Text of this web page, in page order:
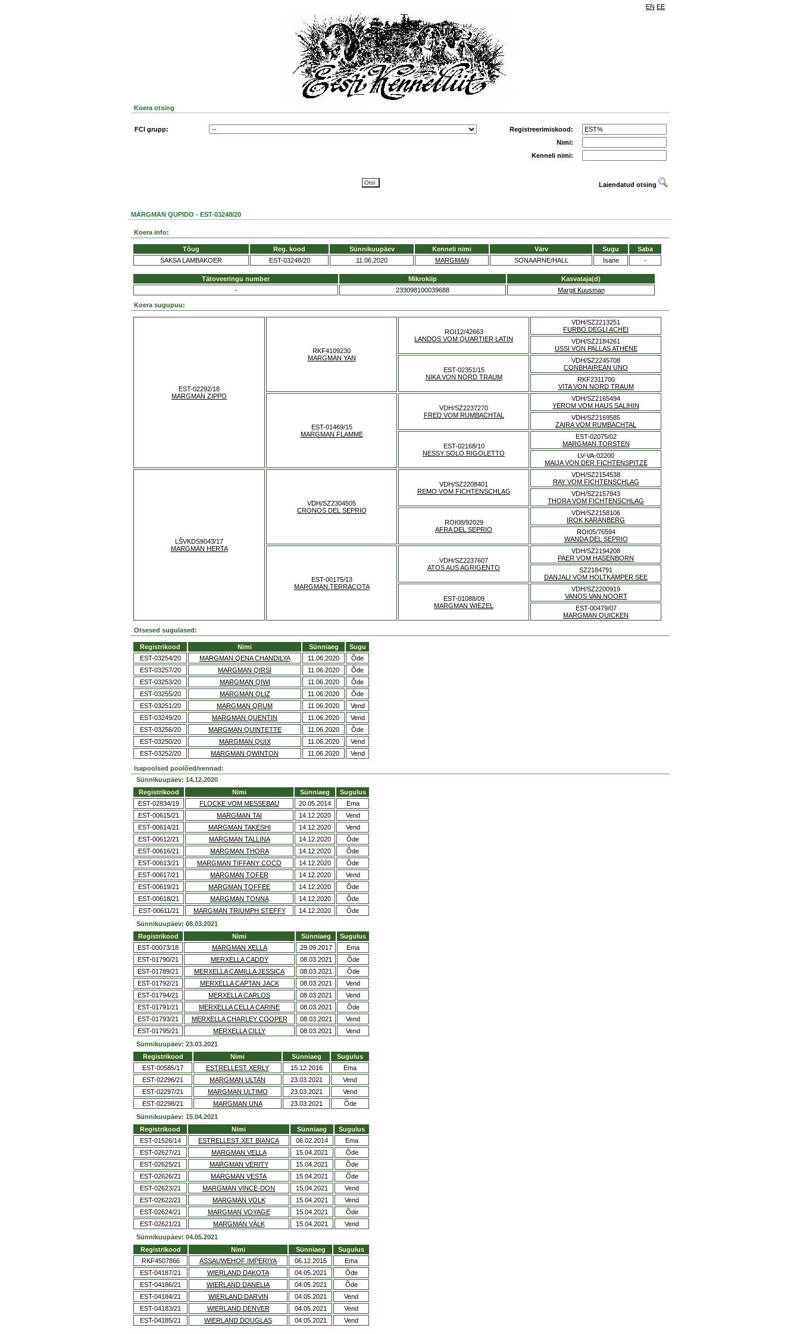
EN EE
Koera otsing
FCI grupp:
Registreerimiskood:
Nimi:
Kenneli nimi:
Laiendatud otsing
MARGMAN QUPIDO - EST-03248/20
Koera info:
Tõug Reg. kood Sünnikuupäev Kenneli nimi Värv Sugu
Saba
SAKSA LAMBAKOER
EST-03248/20 11.06.2020 MARGMAN SONAARNE/HALL Isane -
Tätoveeringu number Mikrokiip
Kasvataja(d)
-
233098100039688 Margit Kuusman
Koera sugupuu:
EST-02292/18
MARGMAN ZIPPO
RKF4109230
MARGMAN YAN
ROI12/42663
LANDOS VOM QUARTIER LATIN
VDH/SZ2213251
FURBO DEGLI ACHEI
VDH/SZ2184261
USSI VON PALLAS ATHENE
EST-02351/15
NIKA VON NORD TRAUM
VDH/SZ2245708
CONBHAIREAN UNO
RKF2311700
VITA VON NORD TRAUM
EST-01469/15
MARGMAN FLAMME
VDH/SZ2237270
FRED VOM RUMBACHTAL
VDH/SZ2165494
YEROM VOM HAUS SALIHIN
VDH/SZ2169585
ZAIRA VOM RUMBACHTAL
EST-02168/10
NESSY SOLO RIGOLETTO
EST-02075/02
MARGMAN TORSTEN
LV-VA-02200
MAIJA VON DER FICHTENSPITZE
LŠVKDS9043/17
MARGMAN HERTA
VDH/SZ2304505
CRONOS DEL SEPRIO
VDH/SZ2208401
REMO VOM FICHTENSCHLAG
VDH/SZ2154538
RAY VOM FICHTENSCHLAG
VDH/SZ2157843
THORA VOM FICHTENSCHLAG
ROI08/92029
AFRA DEL SEPRIO
VDH/SZ2158106
IROK KARANBERG
ROI05/76594
WANDA DEL SEPRIO
EST-00175/13
MARGMAN TERRACOTA
VDH/SZ2237607
ATOS AUS AGRIGENTO
VDH/SZ2194208
PAER VOM HASENBORN
SZ2184791
DANJALI VOM HOLTKÄMPER SEE
EST-01088/09
MARGMAN WIEZEL
VDH/SZ2200919
VANOS VAN NOORT
EST-00479/07
MARGMAN QUICKEN
Otsesed sugulased:
Registrikood Nimi Sünniaeg
Sugu
EST-03254/20
MARGMAN QENA CHANDILYA 11.06.2020
Õde
EST-03257/20
MARGMAN QIRSI 11.06.2020
Õde
EST-03253/20
MARGMAN QIWI 11.06.2020
Õde
EST-03255/20
MARGMAN QLIZ 11.06.2020
Õde
EST-03251/20
MARGMAN QRUM 11.06.2020
Vend
EST-03249/20
MARGMAN QUENTIN 11.06.2020
Vend
EST-03256/20
MARGMAN QUINTETTE 11.06.2020
Õde
EST-03250/20
MARGMAN QUIX 11.06.2020
Vend
EST-03252/20
MARGMAN QWINTON 11.06.2020 Vend
Isapoolsed poolõed/vennad:
Sünnikuupäev: 14.12.2020
Registrikood
Nimi Sünniaeg
Sugulus
EST-02834/19
FLOCKE VOM MESSEBAU 20.05.2014
Ema
EST-00615/21
MARGMAN TAI 14.12.2020
Vend
EST-00614/21
MARGMAN TAKESHI 14.12.2020
Vend
EST-00612/21
MARGMAN TALLINA 14.12.2020
Õde
EST-00616/21
MARGMAN THORA 14.12.2020
Õde
EST-00613/21
MARGMAN TIFFANY COCO 14.12.2020
Õde
EST-00617/21
MARGMAN TOFER 14.12.2020
Vend
EST-00619/21
MARGMAN TOFFEE 14.12.2020
Õde
EST-00618/21
MARGMAN TONNA 14.12.2020
Õde
EST-00611/21
MARGMAN TRIUMPH STEFFY 14.12.2020
Õde
Sünnikuupäev: 08.03.2021
Registrikood
Nimi Sünniaeg
Sugulus
EST-00073/18
MARGMAN XELLA 29.09.2017
Ema
EST-01790/21
MERXELLA CADDY 08.03.2021
Õde
EST-01789/21
MERXELLA CAMILLA JESSICA 08.03.2021
Õde
EST-01792/21
MERXELLA CAPTAN JACK 08.03.2021
Vend
EST-01794/21
MERXELLA CARLOS 08.03.2021
Vend
EST-01791/21
MERXELLA CELLA CARINE 08.03.2021
Õde
EST-01793/21
MERXELLA CHARLEY COOPER 08.03.2021
Vend
EST-01795/21
MERXELLA CILLY 08.03.2021
Vend
Sünnikuupäev: 23.03.2021
Registrikood
Nimi Sünniaeg
Sugulus
EST-00585/17
ESTRELLEST XERLY 15.12.2016
Ema
EST-02296/21
MARGMAN ULTAN 23.03.2021
Vend
EST-02297/21
MARGMAN ULTIMO 23.03.2021
Vend
EST-02298/21
MARGMAN UNA 23.03.2021
Õde
Sünnikuupäev: 15.04.2021
Registrikood
Nimi Sünniaeg
Sugulus
EST-01526/14
ESTRELLEST XET BIANCA 06.02.2014
Ema
EST-02627/21
MARGMAN VELLA 15.04.2021
Õde
EST-02625/21
MARGMAN VERITY 15.04.2021
Õde
EST-02626/21
MARGMAN VESTA 15.04.2021
Õde
EST-02623/21
MARGMAN VINCE-DON 15.04.2021
Vend
EST-02622/21
MARGMAN VOLK 15.04.2021
Vend
EST-02624/21
MARGMAN VOYAGE 15.04.2021
Õde
EST-02621/21
MARGMAN VÄLK 15.04.2021
Vend
Sünnikuupäev: 04.05.2021
Registrikood
Nimi Sünniaeg
Sugulus
RKF4507866
ASSAUWEHOF IMPERIYA 06.12.2015
Ema
EST-04187/21
WIERLAND DAKOTA 04.05.2021
Õde
EST-04186/21
WIERLAND DANELIA 04.05.2021
Õde
EST-04184/21
WIERLAND DARVIN 04.05.2021
Vend
EST-04183/21
WIERLAND DENVER 04.05.2021
Vend
EST-04185/21
WIERLAND DOUGLAS 04.05.2021 Vend